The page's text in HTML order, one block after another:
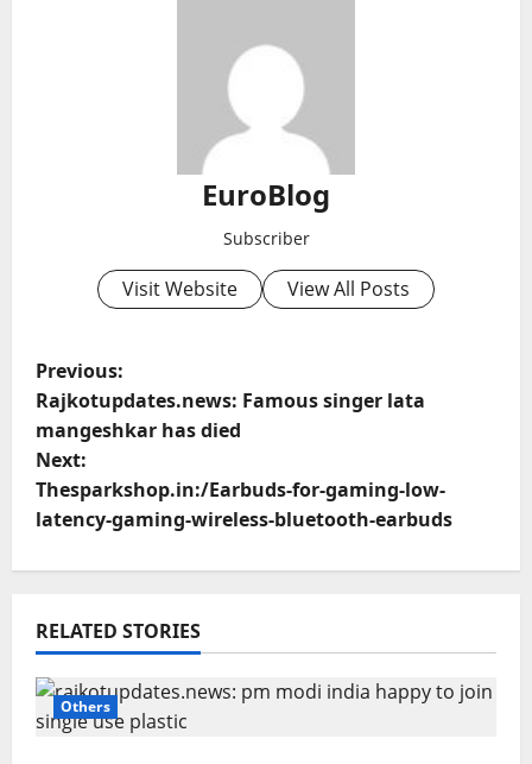
EuroBlog
Subscriber
Visit Website View All Posts
P
o
s
t
n
a
v
i
Previous:
Rajkotupdates.news: Famous singer lata
mangeshkar has died
Next:
Thesparkshop.in:/Earbuds-for-gaming-low-
latency-gaming-wireless-bluetooth-earbuds
RELATED STORIES
Others